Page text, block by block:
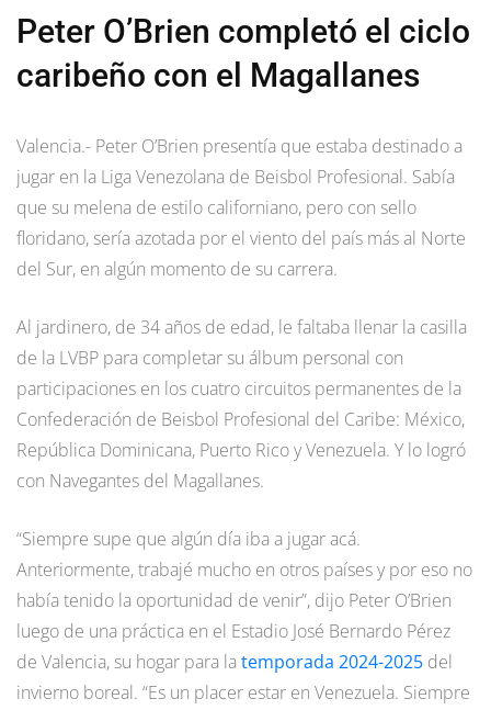
Peter O’Brien completó el ciclo
caribeño con el Magallanes
Valencia.- Peter O’Brien presentía que estaba destinado a
jugar en la Liga Venezolana de Beisbol Profesional. Sabía
que su melena de estilo californiano, pero con sello
floridano, sería azotada por el viento del país más al Norte
del Sur, en algún momento de su carrera.
Al jardinero, de 34 años de edad, le faltaba llenar la casilla
de la LVBP para completar su álbum personal con
participaciones en los cuatro circuitos permanentes de la
Confederación de Beisbol Profesional del Caribe: México,
República Dominicana, Puerto Rico y Venezuela. Y lo logró
con Navegantes del Magallanes.
“Siempre supe que algún día iba a jugar acá.
Anteriormente, trabajé mucho en otros países y por eso no
había tenido la oportunidad de venir”, dijo Peter O’Brien
luego de una práctica en el Estadio José Bernardo Pérez
de Valencia, su hogar para latemporada 2024-2025 del
invierno boreal. “Es un placer estar en Venezuela. Siempre